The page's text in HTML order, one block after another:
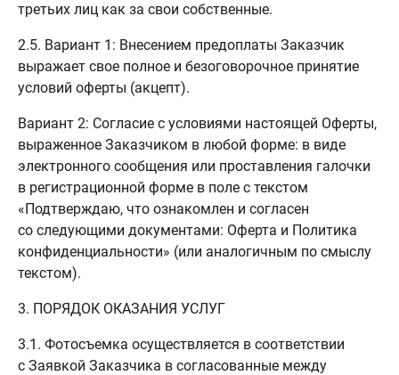
третьих лиц как за свои собственные.
2.5. Вариант 1: Внесением предоплаты Заказчик
выражает свое полное и безоговорочное принятие
условий оферты (акцепт).
Вариант 2: Согласие с условиями настоящей Оферты,
выраженное Заказчиком в любой форме: в виде
электронного сообщения или проставления галочки
в регистрационной форме в поле с текстом
«Подтверждаю, что ознакомлен и согласен
со следующими документами: Оферта и Политика
конфиденциальности» (или аналогичным по смыслу
текстом).
3. ПОРЯДОК ОКАЗАНИЯ УСЛУГ
3.1. Фотосъемка осуществляется в соответствии
с Заявкой Заказчика в согласованные между